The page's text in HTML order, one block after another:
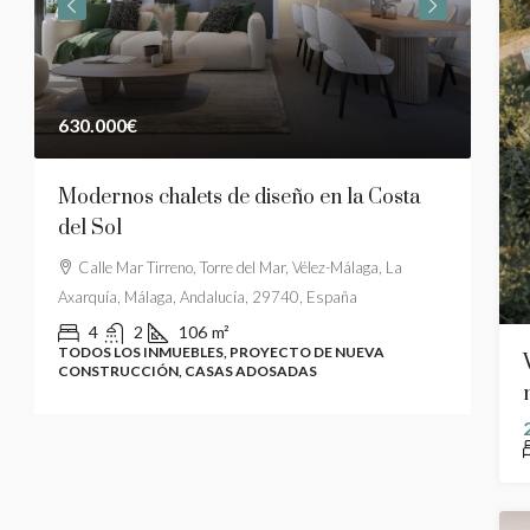
630.000€
Modernos chalets de diseño en la Costa
del Sol
Calle Mar Tirreno, Torre del Mar, Vélez-Málaga, La
Axarquía, Málaga, Andalucía, 29740, España
4 2 106 m²
TODOS LOS INMUEBLES, PROYECTO DE NUEVA
CONSTRUCCIÓN, CASAS ADOSADAS
4